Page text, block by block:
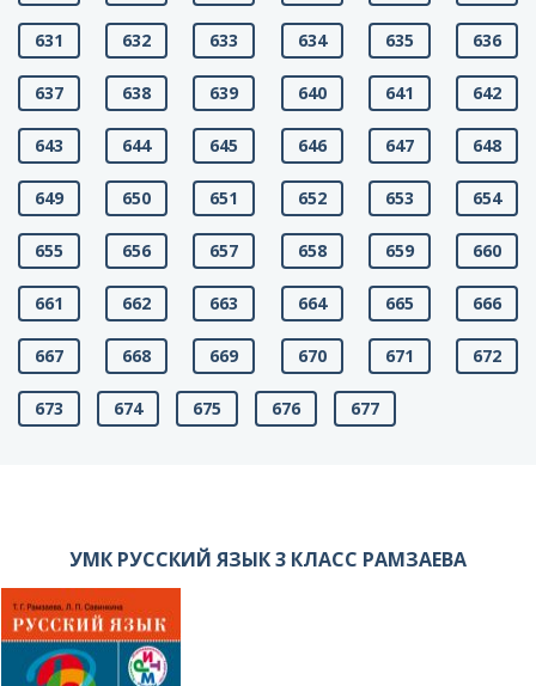
631 632 633 634 635 636
637 638 639 640 641 642
643 644 645 646 647 648
649 650 651 652 653 654
655 656 657 658 659 660
661 662 663 664 665 666
667 668 669 670 671 672
673 674 675 676 677
УМК РУССКИЙ ЯЗЫК 3 КЛАСС РАМЗАЕВА